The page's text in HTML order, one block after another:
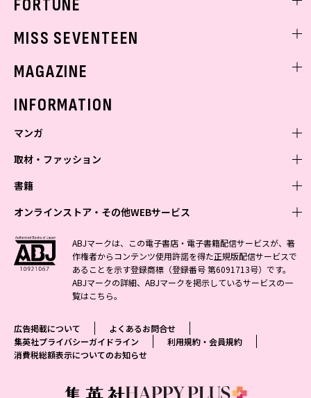
FORTUNE
MISS SEVENTEEN
MAGAZINE
INFORMATION
マンガ
少年マンガ
Vジャンプ
最強ジャンプ
少年ジャンプ+
ジャンプTOON
ジャンプルーキー！
S-MANGA
集英社コミック文庫
青年マンガ
ZEBRACK
S-MANGA
集英社ジャンプリミックス
週刊ヤングジャンプ
ヤングジャンプ定期購読デジタル
となりのヤングジャンプ
少女マンガ
ZEBRACK
S-MANGA
集英社コミック文庫
マーガレット
別冊マーガレット
女性マンガ
ジャンプTOON
集英社コミック文庫
マンガMee公式サイト
リマコミ
取材・ファッション
ファッション・美容
BAILA
MAQUIA
eclat
T JAPAN
MEN'S NON-NO
芸能・情報・スポーツ
週プレNEWS
週プレ グラジャパ!
書籍
文芸・文庫・総合
小説すばる
集英社 文芸ステーション
web 集英社文庫
アジア人物史
学芸・ノンフィクション・新書
1日5分で、明日は変わる よみタイ yomitai
集英社学芸部 - 学芸・ノンフィクション
集英社ビジネス書
集英社新書プラス - 知の水先案内人
kotoba
ライトノベル・ノベライズ
集英社オレンジ文庫
JUMP j-BOOKS
ダッシュエックス文庫公式サイト
集英社Webマガジン コバルト
集英社の児童図書 S-KIDS.LAND
オンラインストア・その他WEBサービス
オンラインストア
OTO
SHUEISHA MANGA-ART HERITAGE
ジャンプキャラクターズストア
HAPPY PLUS STORE
SHUEISHA VOX
LEEマルシェ
その他WEBサービス
集英社アドナビ
集英社エディターズ・ラボ
ABJマークは、この電子書店・電子書籍配信サービスが、著
作権者からコンテンツ使用許諾を得た正規版配信サービスで
あることを示す登録商標（登録番号 第6091713号）です。
ABJマークの詳細、ABJマークを掲示しているサービスの一
覧はこちら。
広告掲載について
よくあるお問合せ
集英社プライバシーガイドライン
利用規約・会員規約
消費税総額表示についてのお知らせ